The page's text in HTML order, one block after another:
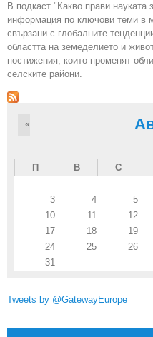
В подкаст "Какво прави
информация по ключови теми в
свързани с глобалните
областта на земеделието и
постижения, които променят
селските райони.
«
П В С
3
4 5
10
11 12
17
18 19
24
25 26
31
Tweets by @GatewayEurope